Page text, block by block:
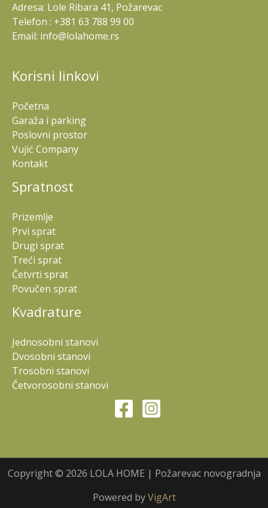
Adresa: Lole Ribara 41, Požarevac
Telefon : +381 63 788 99 00
Email: info@lolahome.rs
Korisni linkovi
Početna
Garaža i parking
Poslovni prostor
Vujić Company
Kontakt
Spratnost
Prizemlje
Prvi sprat
Drugi sprat
Treći sprat
Četvrti sprat
Povučen sprat
Kvadrature
Jednosobni stanovi
Dvosobni stanovi
Trosobni stanovi
Četvorosobni stanovi
Copyright © 2026 LOLA HOME | Požarevac novogradnja
Powered byVigArt